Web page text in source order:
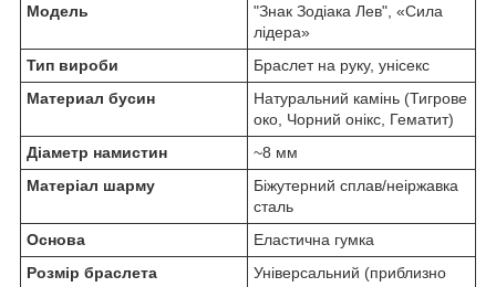
Модель
"Знак Зодіака Лев", «Сила
лідера»
Тип вироби
Браслет на руку, унісекс
Материал бусин
Натуральний камінь (Тигрове
око, Чорний онікс, Гематит)
Діаметр намистин
~8 мм
Матеріал шарму
Біжутерний сплав/неіржавка
сталь
Основа
Еластична гумка
Розмір браслета
Універсальний (приблизно